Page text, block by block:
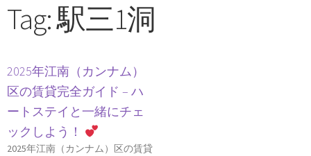
Tag: 駅三1洞
2025年江南（カンナム）
区の賃貸完全ガイド – ハ
ートステイと一緒にチェ
ックしよう！
2025年江南（カンナム）区の賃貸